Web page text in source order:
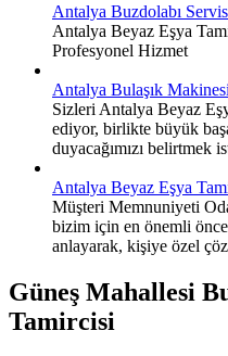
Antalya Buzdolabı
Antalya Beyaz Eşya
Profesyonel Hizmet
Antalya Bulaşık
Sizleri Antalya Beyaz
ediyor, birlikte büyük
duyacağımızı belirtmek
Antalya Beyaz Eşya
Müşteri Memnuniyeti
bizim için en önemli
anlayarak, kişiye özel
Güneş Mahallesi
Tamircisi